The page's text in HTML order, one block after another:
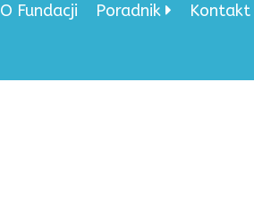
O Fundacji Poradnik Kontakt